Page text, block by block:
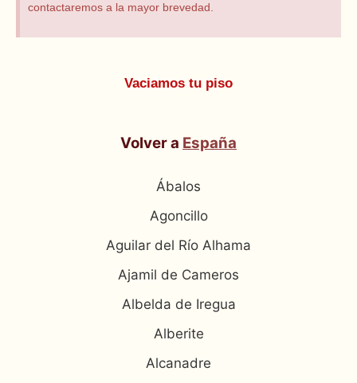
contactaremos a la mayor brevedad.
Vaciamos tu piso
Volver a España
Ábalos
Agoncillo
Aguilar del Río Alhama
Ajamil de Cameros
Albelda de Iregua
Alberite
Alcanadre